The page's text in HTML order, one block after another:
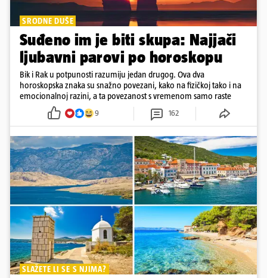
SRODNE DUŠE
Suđeno im je biti skupa: Najjači
ljubavni parovi po horoskopu
Bik i Rak u potpunosti razumiju jedan drugog. Ova dva
horoskopska znaka su snažno povezani, kako na fizičkoj tako i na
emocionalnoj razini, a ta povezanost s vremenom samo raste
9 162
SLAŽETE LI SE S NJIMA?